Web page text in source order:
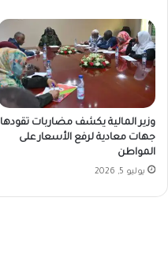
وزير المالية يكشف مضاربات تقودها
جهات معادية لرفع الأسعار على
المواطن
يوليو 5, 2026